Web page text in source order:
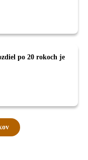
po 20 rokoch je